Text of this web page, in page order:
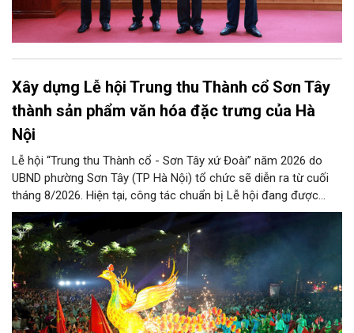
Xây dựng Lễ hội Trung thu Thành cổ Sơn Tây
thành sản phẩm văn hóa đặc trưng của Hà
Nội
Lễ hội “Trung thu Thành cổ - Sơn Tây xứ Đoài” năm 2026 do
UBND phường Sơn Tây (TP Hà Nội) tổ chức sẽ diễn ra từ cuối
tháng 8/2026. Hiện tại, công tác chuẩn bị Lễ hội đang được
chính quyền phường Sơn Tây cùng các phòng, ban, ngành, đơn
vị và 25 tổ dân phố khẩn trương triển khai, tạo khí thế sôi nổi,
sẵn sàng mang đến cho Nhân dân và du khách một mùa Trung
thu quy mô, đặc sắc và giàu bản sắc văn hóa xứ Đoài.